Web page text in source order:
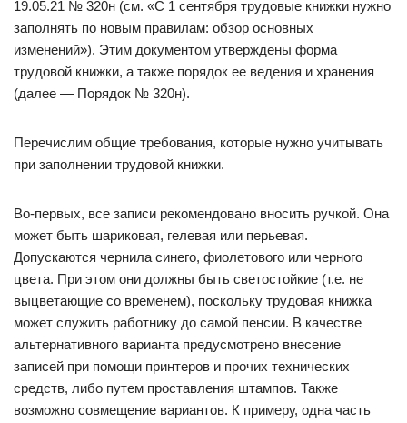
19.05.21 № 320н (см. «С 1 сентября трудовые книжки нужно
заполнять по новым правилам: обзор основных
изменений»). Этим документом утверждены форма
трудовой книжки, а также порядок ее ведения и хранения
(далее — Порядок № 320н).
Перечислим общие требования, которые нужно учитывать
при заполнении трудовой книжки.
Во-первых, все записи рекомендовано вносить ручкой. Она
может быть шариковая, гелевая или перьевая.
Допускаются чернила синего, фиолетового или черного
цвета. При этом они должны быть светостойкие (т.е. не
выцветающие со временем), поскольку трудовая книжка
может служить работнику до самой пенсии. В качестве
альтернативного варианта предусмотрено внесение
записей при помощи принтеров и прочих технических
средств, либо путем проставления штампов. Также
возможно совмещение вариантов. К примеру, одна часть